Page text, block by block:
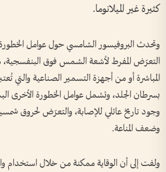
كثيرة غير الميلانوما.
وتحدث البروفيسور الشامسي حول عوامل
التعرّض المفرط لأشعة الشمس فوق
المباشرة أو من أجهزة التسمير الصناعية والتي
بسرطان الجلد، وتشمل عوامل الخطورة الأخرى
وجود تاريخ عائلي للإصابة، والتعرّض لحروق
وضعف المناعة.
ولفت إلى أن الوقاية ممكنة من خلال استخدام